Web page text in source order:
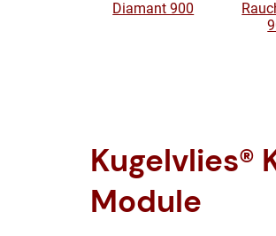
Diamant 900
Kugelvlies®
Module